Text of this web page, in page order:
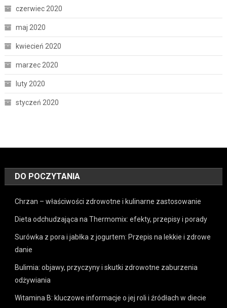
czerwiec 2020
maj 2020
kwiecień 2020
marzec 2020
luty 2020
styczeń 2020
DO POCZYTANIA
Chrzan – właściwości zdrowotne i kulinarne zastosowanie
Dieta odchudzająca na Thermomix: efekty, przepisy i porady
Surówka z pora i jabłka z jogurtem: Przepis na lekkie i zdrowe
danie
Bulimia: objawy, przyczyny i skutki zdrowotne zaburzenia
odżywiania
Witamina B: kluczowe informacje o jej roli i źródłach w diecie